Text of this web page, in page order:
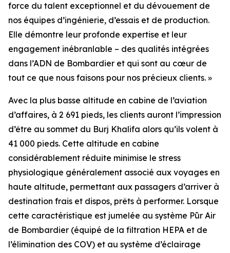
force du talent exceptionnel et du dévouement de
nos équipes d’ingénierie, d’essais et de production.
Elle démontre leur profonde expertise et leur
engagement inébranlable – des qualités intégrées
dans l’ADN de Bombardier et qui sont au cœur de
tout ce que nous faisons pour nos précieux clients. »
Avec la plus basse altitude en cabine de l’aviation
d’affaires, à 2 691 pieds, les clients auront l’impression
d’être au sommet du Burj Khalifa alors qu’ils volent à
41 000 pieds. Cette altitude en cabine
considérablement réduite minimise le stress
physiologique généralement associé aux voyages en
haute altitude, permettant aux passagers d’arriver à
destination frais et dispos, prêts à performer. Lorsque
cette caractéristique est jumelée au système Pũr Air
de Bombardier (équipé de la filtration HEPA et de
l’élimination des COV) et au système d’éclairage